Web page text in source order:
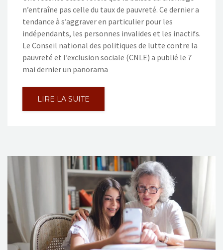
n’entraîne pas celle du taux de pauvreté. Ce dernier a
tendance à s’aggraver en particulier pour les
indépendants, les personnes invalides et les inactifs.
Le Conseil national des politiques de lutte contre la
pauvreté et l’exclusion sociale (CNLE) a publié le 7
mai dernier un panorama
LIRE LA SUITE